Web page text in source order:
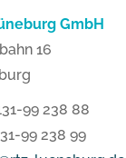
GmbH
16
99 238 88
99 238 99